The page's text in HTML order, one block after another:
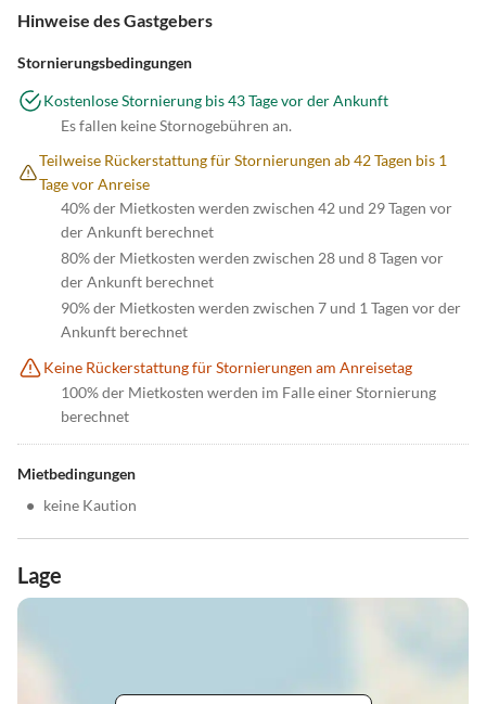
Hinweise des Gastgebers
Stornierungsbedingungen
Kostenlose Stornierung bis 43 Tage vor der Ankunft
Es fallen keine Stornogebühren an.
Teilweise Rückerstattung für Stornierungen ab 42 Tagen bis 1
Tage vor Anreise
40% der Mietkosten werden zwischen 42 und 29 Tagen vor
der Ankunft berechnet
80% der Mietkosten werden zwischen 28 und 8 Tagen vor
der Ankunft berechnet
90% der Mietkosten werden zwischen 7 und 1 Tagen vor der
Ankunft berechnet
Keine Rückerstattung für Stornierungen am Anreisetag
100% der Mietkosten werden im Falle einer Stornierung
berechnet
Mietbedingungen
• keine Kaution
Lage